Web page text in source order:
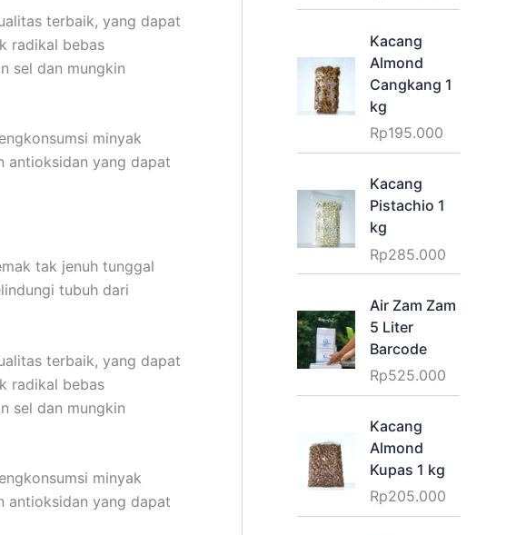
terbaik, yang dapat
radikal bebas
sel dan mungkin
minyak
antioksidan yang dapat
tak jenuh tunggal
tubuh dari
terbaik, yang dapat
radikal bebas
sel dan mungkin
minyak
antioksidan yang dapat
Kacang
Almond
Cangkang 1
kg
Rp195.000
Kacang
Pistachio 1
kg
Rp285.000
Air Zam Zam
5 Liter
Barcode
Rp525.000
Kacang
Almond
Kupas 1 kg
Rp205.000